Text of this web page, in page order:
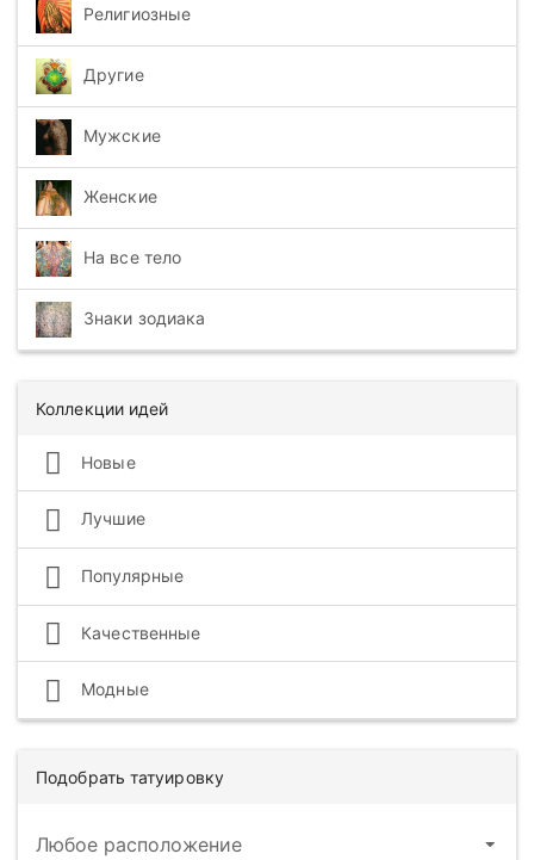
Религиозные
Другие
Мужские
Женские
На все тело
Знаки зодиака
Коллекции идей
Новые
Лучшие
Популярные
Качественные
Модные
Подобрать татуировку